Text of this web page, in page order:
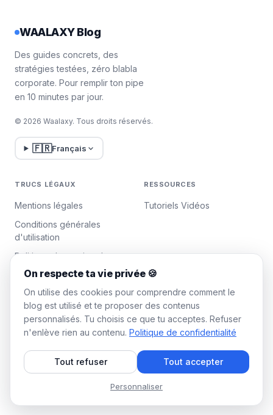
WAALAXY Blog
Des guides concrets, des
stratégies testées, zéro blabla
corporate. Pour remplir ton pipe
en 10 minutes par jour.
© 2026 Waalaxy. Tous droits réservés.
🇫🇷Français
TRUCS LÉGAUX
Mentions légales
Conditions générales
d'utilisation
Politique de gestion des
données
Gérer les cookies
RESSOURCES
Tutoriels Vidéos
WAALAXY
Plan Team Waalaxy
On respecte ta vie privée 🍪
On utilise des cookies pour comprendre comment le
blog est utilisé et te proposer des contenus
personnalisés. Tu choisis ce que tu acceptes. Refuser
n'enlève rien au contenu. Politique de confidentialité
Tout refuser Tout accepter
Personnaliser